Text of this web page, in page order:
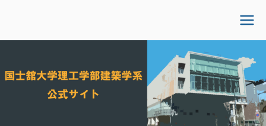
を
キ
国士舘大学理工学部建
築学系公式サイト